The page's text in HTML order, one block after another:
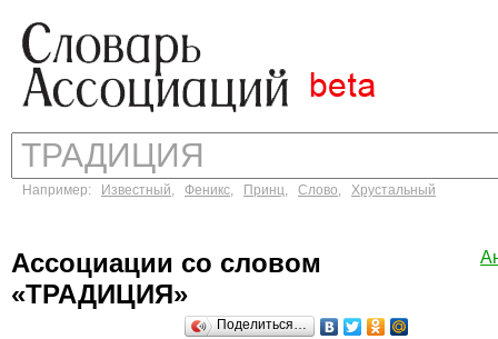
Например: Известный, Феникс, Принц, Слово, Хрустальный
Ассоциации со словом
«ТРАДИЦИЯ»
Поделиться…